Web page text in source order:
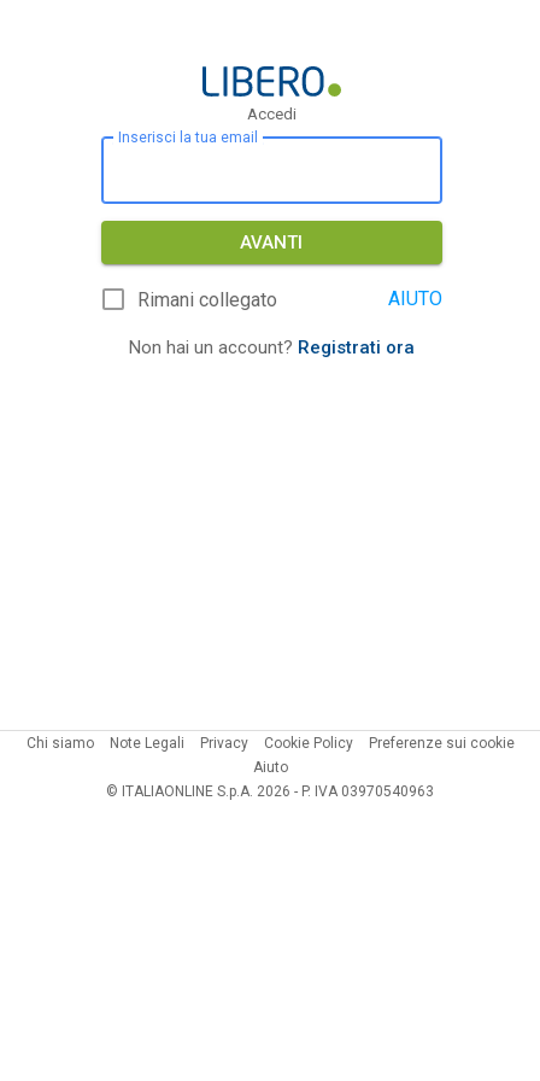
Accedi
Inserisci la tua email
AVANTI
Rimani collegato AIUTO
Non hai un account? Registrati ora
Chi siamo Note Legali Privacy Cookie Policy
Preferenze sui cookie
Aiuto
© ITALIAONLINE S.p.A. 2026 - P. IVA 03970540963